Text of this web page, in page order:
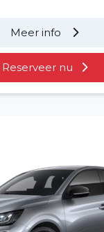
Home
termijn
Over ons
Meer info
Reserveer nu